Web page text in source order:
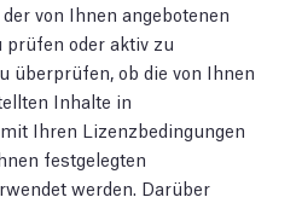
von Ihnen angebotenen
oder aktiv zu
überprüfen, ob die von Ihnen
Inhalte in
Ihren Lizenzbedingungen
festgelegten
werden. Darüber